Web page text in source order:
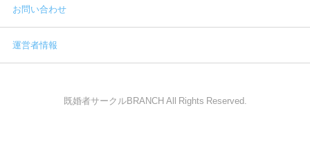
お問い合わせ
運営者情報
既婚者サークルBRANCH All Rights Reserved.